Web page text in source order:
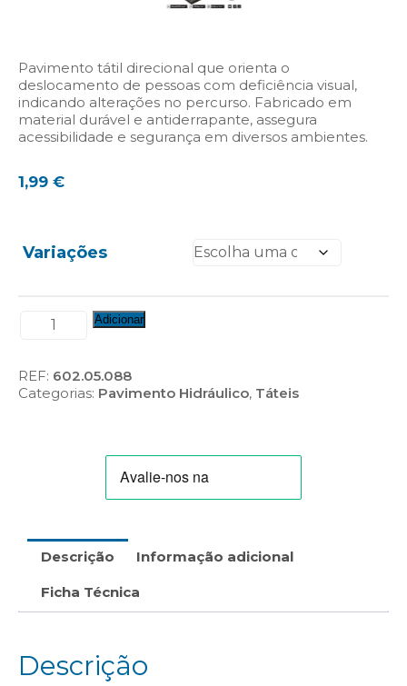
Pavimento tátil direcional que orienta o
deslocamento de pessoas com deficiência visual,
indicando alterações no percurso. Fabricado em
material durável e antiderrapante, assegura
acessibilidade e segurança em diversos ambientes.
1,99 €
Variações
Quantidade
de
Mudança
180.B/A/E/CC/P)
Adicionar
REF: 602.05.088
Categorias: Pavimento Hidráulico, Táteis
Descrição Informação adicional
Ficha Técnica
Descrição